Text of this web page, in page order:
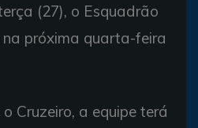
(27), o Esquadrão
próxima quarta-feira
Cruzeiro, a equipe terá